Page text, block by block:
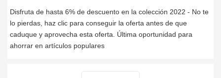
Disfruta de hasta 6% de descuento en la colección 2022 - No te
lo pierdas, haz clic para conseguir la oferta antes de que
caduque y aprovecha esta oferta. Última oportunidad para
ahorrar en artículos populares